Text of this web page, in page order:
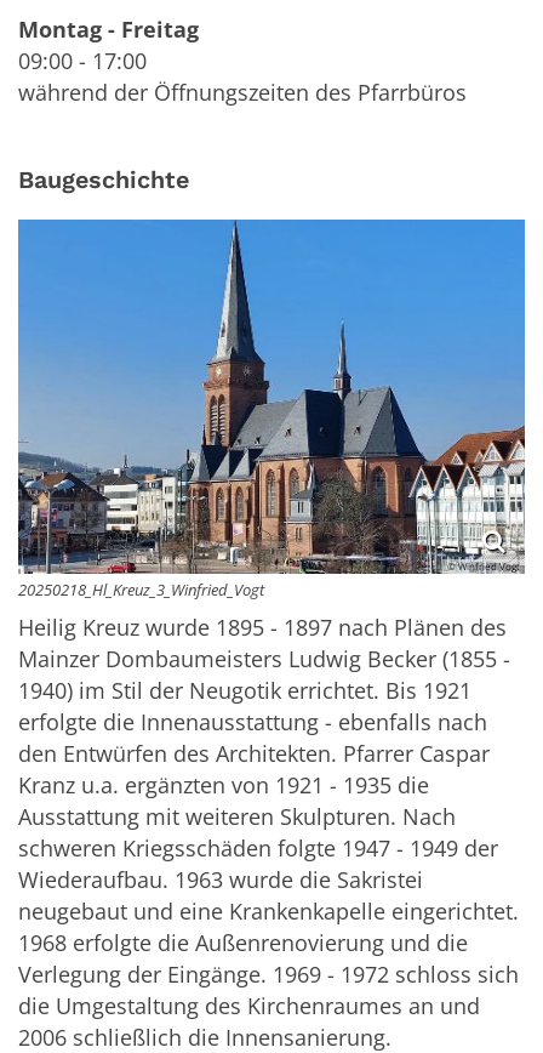
Montag - Freitag
09:00 - 17:00
während der Öffnungszeiten des Pfarrbüros
Baugeschichte
© Winfried Vogt
20250218_Hl_Kreuz_3_Winfried_Vogt
Heilig Kreuz wurde 1895 - 1897 nach Plänen des
Mainzer Dombaumeisters Ludwig Becker (1855 -
1940) im Stil der Neugotik errichtet. Bis 1921
erfolgte die Innenausstattung - ebenfalls nach
den Entwürfen des Architekten. Pfarrer Caspar
Kranz u.a. ergänzten von 1921 - 1935 die
Ausstattung mit weiteren Skulpturen. Nach
schweren Kriegsschäden folgte 1947 - 1949 der
Wiederaufbau. 1963 wurde die Sakristei
neugebaut und eine Krankenkapelle eingerichtet.
1968 erfolgte die Außenrenovierung und die
Verlegung der Eingänge. 1969 - 1972 schloss sich
die Umgestaltung des Kirchenraumes an und
2006 schließlich die Innensanierung.